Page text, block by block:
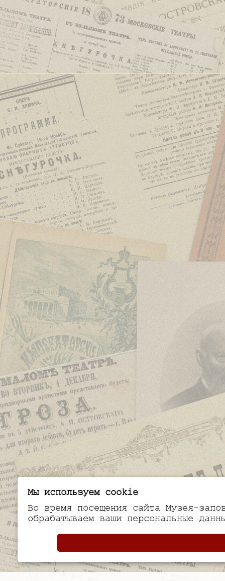
Мы используем cookie
Во время посещения сайта Музея-
обрабатываем ваши персональные